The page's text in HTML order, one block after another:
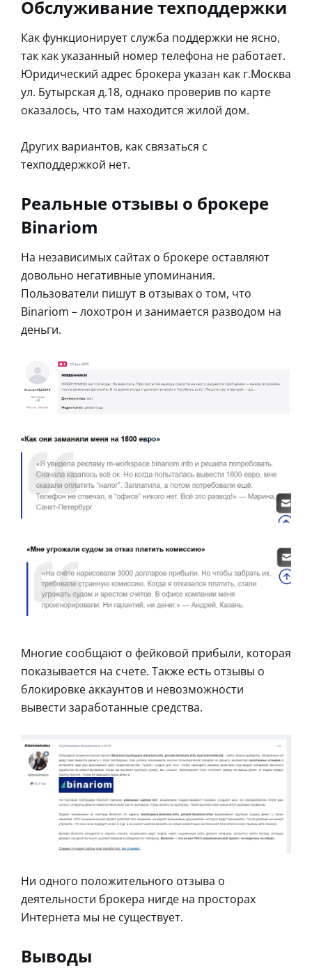
Обслуживание техподдержки
Как функционирует служба поддержки не ясно,
так как указанный номер телефона не работает.
Юридический адрес брокера указан как г.Москва
ул. Бутырская д.18, однако проверив по карте
оказалось, что там находится жилой дом.
Других вариантов, как связаться с
техподдержкой нет.
Реальные отзывы о брокере
Binariom
На независимых сайтах о брокере оставляют
довольно негативные упоминания.
Пользователи пишут в отзывах о том, что
Binariom – лохотрон и занимается разводом на
деньги.
Многие сообщают о фейковой прибыли, которая
показывается на счете. Также есть отзывы о
блокировке аккаунтов и невозможности
вывести заработанные средства.
Ни одного положительного отзыва о
деятельности брокера нигде на просторах
Интернета мы не существует.
Выводы